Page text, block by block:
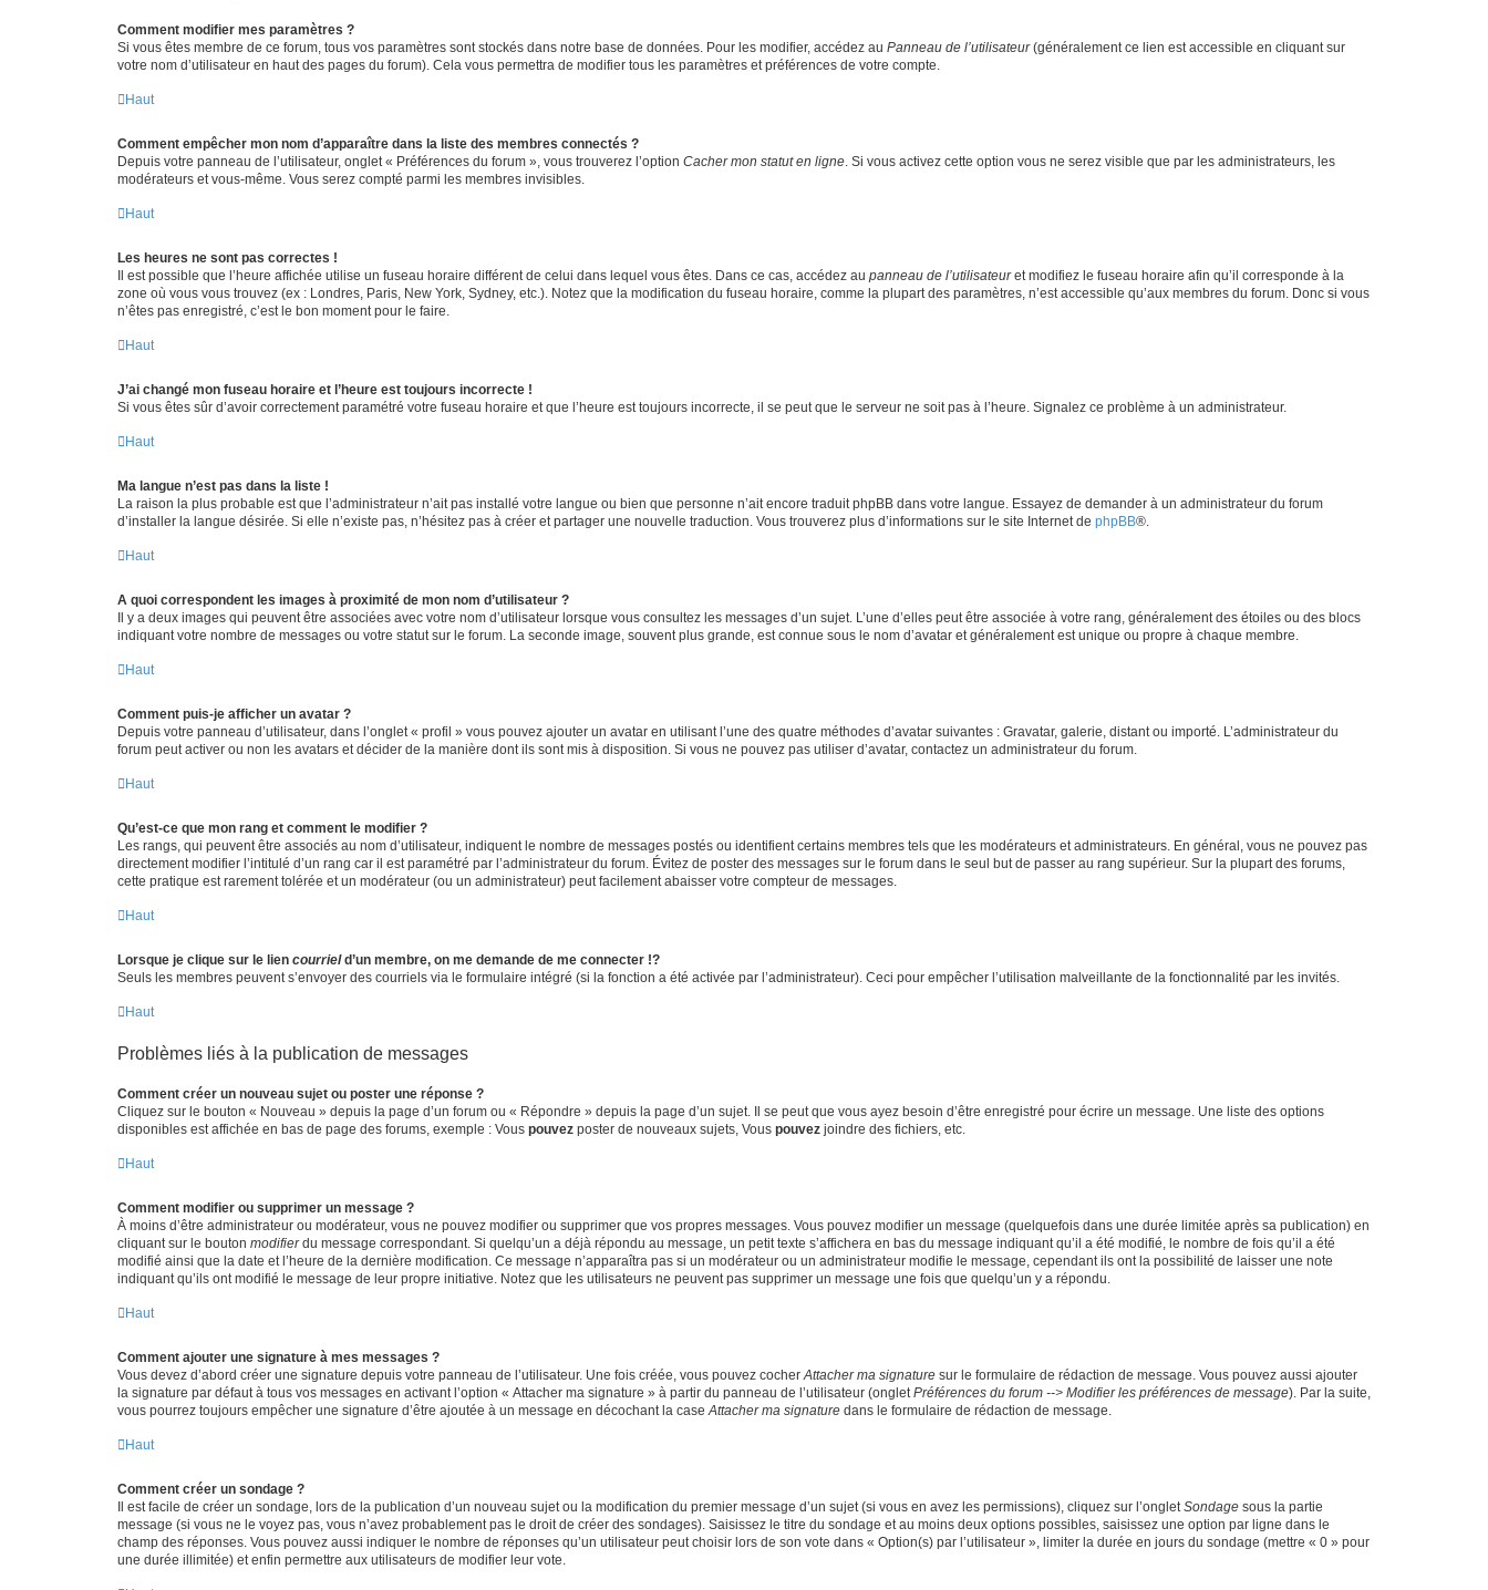
Comment modifier mes paramètres ?
Si vous êtes membre de ce forum, tous vos paramètres sont stockés dans notre base de données. Pour les modifier, accédez au Panneau de l’utilisateur(généralement ce lien est accessible en cliquant sur
votre nom d’utilisateur en haut des pages du forum). Cela vous permettra de modifier tous les paramètres et préférences de votre compte.
Haut
Comment empêcher mon nom d’apparaître dans la liste des membres connectés ?
Depuis votre panneau de l’utilisateur, onglet « Préférences du forum », vous trouverez l’option Cacher mon statut en ligne . Si vous activez cette option vous ne serez visible que par les administrateurs, les
modérateurs et vous-même. Vous serez compté parmi les membres invisibles.
Haut
Les heures ne sont pas correctes !
Il est possible que l’heure affichée utilise un fuseau horaire différent de celui dans lequel vous êtes. Dans ce cas, accédez au panneau de l’utilisateuret modifiez le fuseau horaire afin qu’il corresponde à la
zone où vous vous trouvez (ex : Londres, Paris, New York, Sydney, etc.). Notez que la modification du fuseau horaire, comme la plupart des paramètres, n’est accessible qu’aux membres du forum. Donc si vous
n’êtes pas enregistré, c’est le bon moment pour le faire.
Haut
J’ai changé mon fuseau horaire et l’heure est toujours incorrecte !
Si vous êtes sûr d’avoir correctement paramétré votre fuseau horaire et que l’heure est toujours incorrecte, il se peut que le serveur ne soit pas à l’heure. Signalez ce problème à un administrateur.
Haut
Ma langue n’est pas dans la liste !
La raison la plus probable est que l’administrateur n’ait pas installé votre langue ou bien que personne n’ait encore traduit phpBB dans votre langue. Essayez de demander à un administrateur du forum
d’installer la langue désirée. Si elle n’existe pas, n’hésitez pas à créer et partager une nouvelle traduction. Vous trouverez plus d’informations sur le site Internet de phpBB®.
Haut
A quoi correspondent les images à proximité de mon nom d’utilisateur ?
Il y a deux images qui peuvent être associées avec votre nom d’utilisateur lorsque vous consultez les messages d’un sujet. L’une d’elles peut être associée à votre rang, généralement des étoiles ou des blocs
indiquant votre nombre de messages ou votre statut sur le forum. La seconde image, souvent plus grande, est connue sous le nom d’avatar et généralement est unique ou propre à chaque membre.
Haut
Comment puis-je afficher un avatar ?
Depuis votre panneau d’utilisateur, dans l’onglet « profil » vous pouvez ajouter un avatar en utilisant l’une des quatre méthodes d’avatar suivantes : Gravatar, galerie, distant ou importé. L’administrateur du
forum peut activer ou non les avatars et décider de la manière dont ils sont mis à disposition. Si vous ne pouvez pas utiliser d’avatar, contactez un administrateur du forum.
Haut
Qu’est-ce que mon rang et comment le modifier ?
Les rangs, qui peuvent être associés au nom d’utilisateur, indiquent le nombre de messages postés ou identifient certains membres tels que les modérateurs et administrateurs. En général, vous ne pouvez pas
directement modifier l’intitulé d’un rang car il est paramétré par l’administrateur du forum. Évitez de poster des messages sur le forum dans le seul but de passer au rang supérieur. Sur la plupart des forums,
cette pratique est rarement tolérée et un modérateur (ou un administrateur) peut facilement abaisser votre compteur de messages.
Haut
Lorsque je clique sur le lien courrield’un membre, on me demande de me connecter !?
Seuls les membres peuvent s’envoyer des courriels via le formulaire intégré (si la fonction a été activée par l’administrateur). Ceci pour empêcher l’utilisation malveillante de la fonctionnalité par les invités.
Haut
Problèmes liés à la publication de messages
Comment créer un nouveau sujet ou poster une réponse ?
Cliquez sur le bouton « Nouveau » depuis la page d’un forum ou « Répondre » depuis la page d’un sujet. Il se peut que vous ayez besoin d’être enregistré pour écrire un message. Une liste des options
disponibles est affichée en bas de page des forums, exemple : Vous pouvez poster de nouveaux sujets, Vous pouvez joindre des fichiers, etc.
Haut
Comment modifier ou supprimer un message ?
À moins d’être administrateur ou modérateur, vous ne pouvez modifier ou supprimer que vos propres messages. Vous pouvez modifier un message (quelquefois dans une durée limitée après sa publication) en
cliquant sur le bouton modifierdu message correspondant. Si quelqu’un a déjà répondu au message, un petit texte s’affichera en bas du message indiquant qu’il a été modifié, le nombre de fois qu’il a été
modifié ainsi que la date et l’heure de la dernière modification. Ce message n’apparaîtra pas si un modérateur ou un administrateur modifie le message, cependant ils ont la possibilité de laisser une note
indiquant qu’ils ont modifié le message de leur propre initiative. Notez que les utilisateurs ne peuvent pas supprimer un message une fois que quelqu’un y a répondu.
Haut
Comment ajouter une signature à mes messages ?
Vous devez d’abord créer une signature depuis votre panneau de l’utilisateur. Une fois créée, vous pouvez cocher Attacher ma signature sur le formulaire de rédaction de message. Vous pouvez aussi ajouter
la signature par défaut à tous vos messages en activant l’option « Attacher ma signature » à partir du panneau de l’utilisateur (onglet Préférences du forum --> Modifier les préférences de message). Par la suite,
vous pourrez toujours empêcher une signature d’être ajoutée à un message en décochant la case Attacher ma signature dans le formulaire de rédaction de message.
Haut
Comment créer un sondage ?
Il est facile de créer un sondage, lors de la publication d’un nouveau sujet ou la modification du premier message d’un sujet (si vous en avez les permissions), cliquez sur l’onglet Sondage sous la partie
message (si vous ne le voyez pas, vous n’avez probablement pas le droit de créer des sondages). Saisissez le titre du sondage et au moins deux options possibles, saisissez une option par ligne dans le
champ des réponses. Vous pouvez aussi indiquer le nombre de réponses qu’un utilisateur peut choisir lors de son vote dans « Option(s) par l’utilisateur », limiter la durée en jours du sondage (mettre « 0 » pour
une durée illimitée) et enfin permettre aux utilisateurs de modifier leur vote.